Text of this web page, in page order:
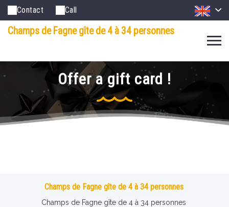
Contact Call
Champs de Fagne gîte de 4 à 34 personnes
Offer a gift card !
Champs de Fagne gîte de 4 à 34 personnes
Champs de Fagne gîte de 4 à 34 personnes